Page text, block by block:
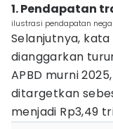
1. Pendapatan
ilustrasi pendapatan
Selanjutnya,
dianggarkan
APBD murni
ditargetkan
menjadi Rp3,49